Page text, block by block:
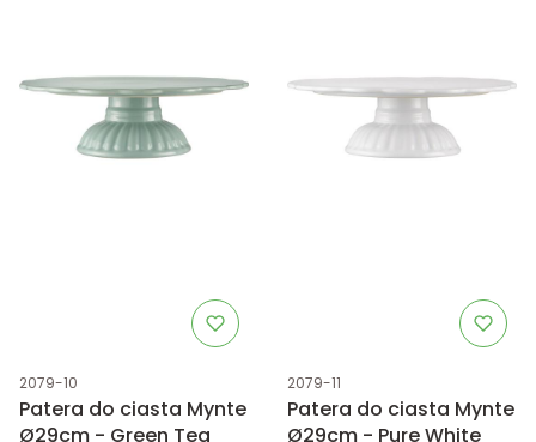
Kod produktu
2079-10
Patera do ciasta Mynte
Ø29cm - Green Tea
Kod produktu
2079-11
Patera do ciasta Mynte
Ø29cm - Pure White